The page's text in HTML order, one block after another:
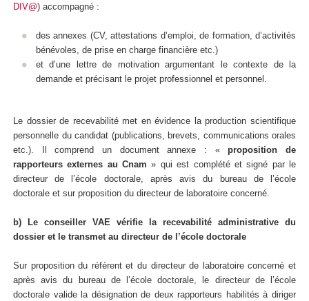
DIV@) accompagné :
des annexes (CV, attestations d’emploi, de formation, d’activités
bénévoles, de prise en charge financière etc.)
et d’une lettre de motivation argumentant le contexte de la
demande et précisant le projet professionnel et personnel.
Le dossier de recevabilité met en évidence la production scientifique
personnelle du candidat (publications, brevets, communications orales
etc.). Il comprend un document annexe : «proposition de
rapporteurs externes au Cnam » qui est complété et signé par le
directeur de l’école doctorale, après avis du bureau de l’école
doctorale et sur proposition du directeur de laboratoire concerné.
b) Le conseiller VAE vérifie la recevabilité administrative du
dossier et le transmet au directeur de l’école doctorale
Sur proposition du référent et du directeur de laboratoire concerné et
après avis du bureau de l’école doctorale, le directeur de l’école
doctorale valide la désignation de deux rapporteurs habilités à diriger